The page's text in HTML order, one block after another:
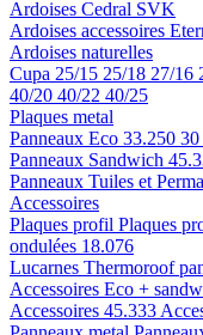
Ardoises Cedral SVK
Ardoises accessoires
Ardoises naturelles
Cupa 25/15 25/18 27/16
40/20 40/22 40/25
Plaques metal
Panneaux Eco 33.250 30
Panneaux Sandwich
Panneaux Tuiles et
Accessoires
Plaques profil Plaques
ondulées 18.076
Lucarnes Thermoroof
Accessoires Eco +
Accessoires 45.333